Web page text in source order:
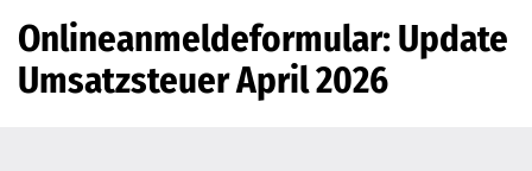
Onlineanmeldeformular: Update
Umsatzsteuer April 2026